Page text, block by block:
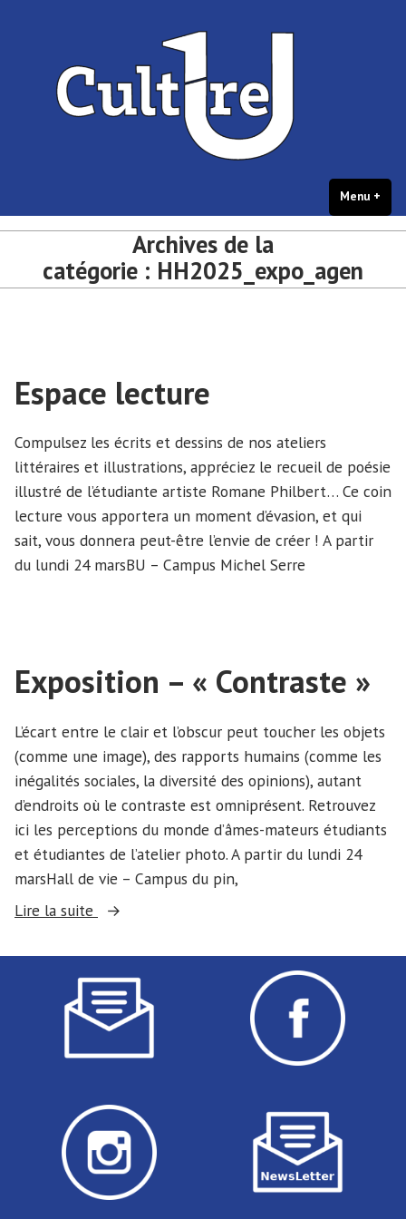
Menu +
Archives de la
catégorie : HH2025_expo_agen
Espace lecture
Compulsez les écrits et dessins de nos ateliers
littéraires et illustrations, appréciez le recueil de poésie
illustré de l’étudiante artiste Romane Philbert… Ce coin
lecture vous apportera un moment d’évasion, et qui
sait, vous donnera peut-être l’envie de créer ! A partir
du lundi 24 marsBU – Campus Michel Serre
Exposition – « Contraste »
L’écart entre le clair et l’obscur peut toucher les objets
(comme une image), des rapports humains (comme les
inégalités sociales, la diversité des opinions), autant
d’endroits où le contraste est omniprésent. Retrouvez
ici les perceptions du monde d’âmes-mateurs étudiants
et étudiantes de l’atelier photo. A partir du lundi 24
marsHall de vie – Campus du pin,
Lire la suite
« Exposition
« Contraste » »